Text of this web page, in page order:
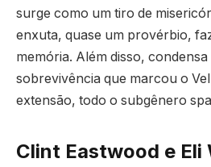
surge como um tiro de
enxuta, quase um provérbio,
memória. Além disso,
sobrevivência que marcou o
extensão, todo o subgênero
Clint Eastwood e Eli